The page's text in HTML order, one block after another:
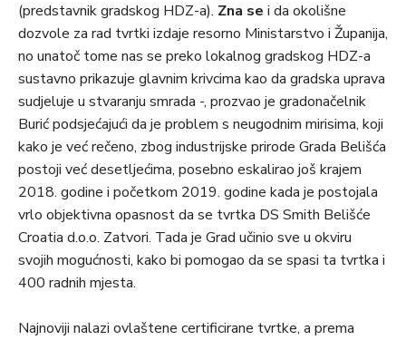
(predstavnik gradskog HDZ-a). Zna se i da okolišne
dozvole za rad tvrtki izdaje resorno Ministarstvo i Županija,
no unatoč tome nas se preko lokalnog gradskog HDZ-a
sustavno prikazuje glavnim krivcima kao da gradska uprava
sudjeluje u stvaranju smrada -, prozvao je gradonačelnik
Burić podsjećajući da je problem s neugodnim mirisima, koji
kako je već rečeno, zbog industrijske prirode Grada Belišća
postoji već desetljećima, posebno eskalirao još krajem
2018. godine i početkom 2019. godine kada je postojala
vrlo objektivna opasnost da se tvrtka DS Smith Belišće
Croatia d.o.o. Zatvori. Tada je Grad učinio sve u okviru
svojih mogućnosti, kako bi pomogao da se spasi ta tvrtka i
400 radnih mjesta.
Najnoviji nalazi ovlaštene certificirane tvrtke, a prema